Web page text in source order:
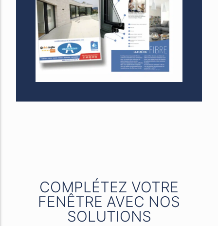
COMPLÉTEZ VOTRE
FENÊTRE AVEC NOS
SOLUTIONS